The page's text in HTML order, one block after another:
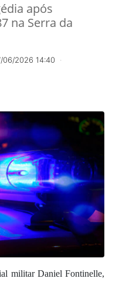
após
na Serra da
06/2026 14:40
militar Daniel Fontinelle,